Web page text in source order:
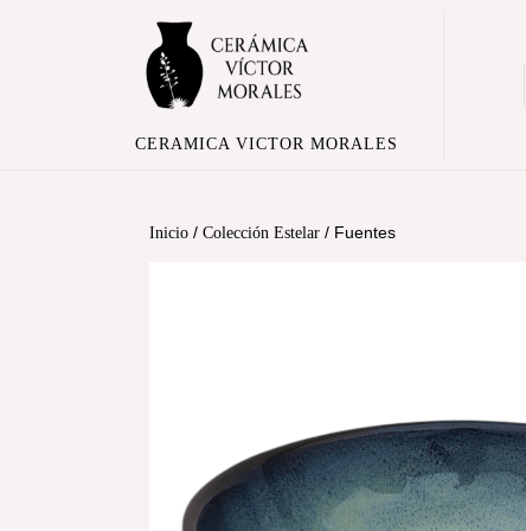
CERAMICA VICTOR MORALES
Inicio / Colección Estelar / Fuentes